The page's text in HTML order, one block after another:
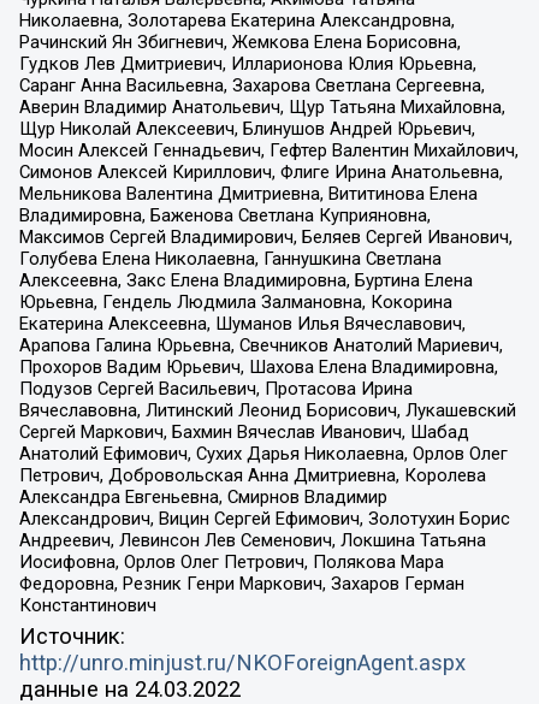
Николаевна, Золотарева Екатерина Александровна,
Рачинский Ян Збигневич, Жемкова Елена Борисовна,
Гудков Лев Дмитриевич, Илларионова Юлия Юрьевна,
Саранг Анна Васильевна, Захарова Светлана Сергеевна,
Аверин Владимир Анатольевич, Щур Татьяна Михайловна,
Щур Николай Алексеевич, Блинушов Андрей Юрьевич,
Мосин Алексей Геннадьевич, Гефтер Валентин Михайлович,
Симонов Алексей Кириллович, Флиге Ирина Анатольевна,
Мельникова Валентина Дмитриевна, Вититинова Елена
Владимировна, Баженова Светлана Куприяновна,
Максимов Сергей Владимирович, Беляев Сергей Иванович,
Голубева Елена Николаевна, Ганнушкина Светлана
Алексеевна, Закс Елена Владимировна, Буртина Елена
Юрьевна, Гендель Людмила Залмановна, Кокорина
Екатерина Алексеевна, Шуманов Илья Вячеславович,
Арапова Галина Юрьевна, Свечников Анатолий Мариевич,
Прохоров Вадим Юрьевич, Шахова Елена Владимировна,
Подузов Сергей Васильевич, Протасова Ирина
Вячеславовна, Литинский Леонид Борисович, Лукашевский
Сергей Маркович, Бахмин Вячеслав Иванович, Шабад
Анатолий Ефимович, Сухих Дарья Николаевна, Орлов Олег
Петрович, Добровольская Анна Дмитриевна, Королева
Александра Евгеньевна, Смирнов Владимир
Александрович, Вицин Сергей Ефимович, Золотухин Борис
Андреевич, Левинсон Лев Семенович, Локшина Татьяна
Иосифовна, Орлов Олег Петрович, Полякова Мара
Федоровна, Резник Генри Маркович, Захаров Герман
Константинович
Источник:
http://unro.minjust.ru/NKOForeignAgent.aspx
данные на 24.03.2022